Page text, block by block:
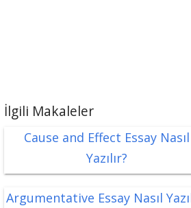
İlgili Makaleler
Cause and Effect Essay Nasıl
Yazılır?
Argumentative Essay Nasıl